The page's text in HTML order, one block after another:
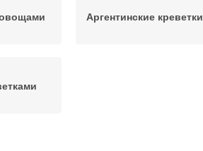
Аргентинские креветки